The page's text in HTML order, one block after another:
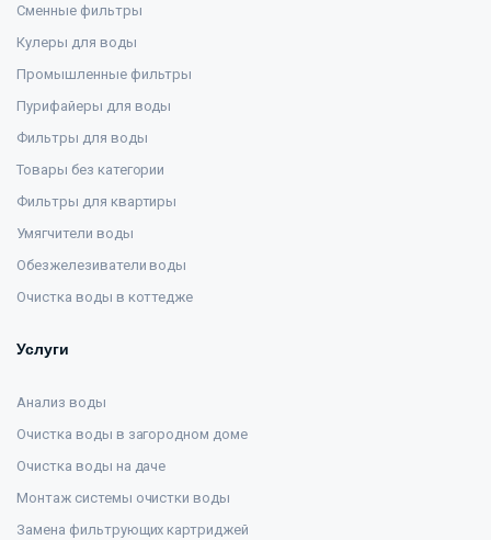
Сменные фильтры
Кулеры для воды
Промышленные фильтры
Пурифайеры для воды
Фильтры для воды
Товары без категории
Фильтры для квартиры
Умягчители воды
Обезжелезиватели воды
Очистка воды в коттедже
Услуги
Анализ воды
Очистка воды в загородном доме
Очистка воды на даче
Монтаж системы очистки воды
Замена фильтрующих картриджей